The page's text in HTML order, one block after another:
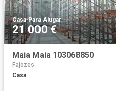
Casa·Para Alugar
21 000 €
Maia Maia 103068850
Fajozes
Casa